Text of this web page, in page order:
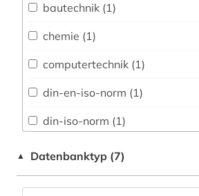
(11)
Energietechnik (9)
Geographie (1)
bautechnik (1)
chemie (1)
computertechnik (1)
din-en-iso-norm (1)
din-iso-norm (1)
din-vde-norm (1)
▲ Datenbanktyp (7)